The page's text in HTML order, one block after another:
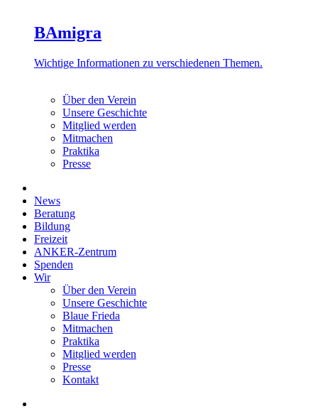
BAmigra
Wichtige Informationen zu verschiedenen Themen.
Über den Verein
Unsere Geschichte
Mitglied werden
Mitmachen
Praktika
Presse
News
Beratung
Bildung
Freizeit
ANKER-Zentrum
Spenden
Wir
Über den Verein
Unsere Geschichte
Blaue Frieda
Mitmachen
Praktika
Mitglied werden
Presse
Kontakt